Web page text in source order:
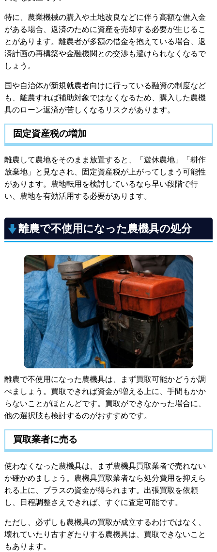
特に、農業機械の購入や土地改良などに伴う高額な借入金
がある場合、返済のために資産を売却する必要が生じるこ
とがあります。離農者が多額の借金を抱えている場合、返
済計画の再構築や金融機関との交渉も避けられなくなるで
しょう。
国や自治体が新規就農者向けに行っている融資の制度など
も、離農すれば補助対象ではなくなるため、購入した農機
具のローン返済が苦しくなるリスクがあります。
固定資産税の増加
離農して農地をそのまま放置すると、「遊休農地」「耕作
放棄地」と見なされ、固定資産税が上がってしまう可能性
があります。農地転用を検討しているなら早い段階で行
い、農地を有効活用する必要があります。
離農で不使用になった農機具の処分
離農で不使用になった農機具は、まず買取可能かどうか調
べましょう。買取できれば資金が増える上に、手間もかか
らないことがほとんどです。買取ができなかった場合に、
他の選択肢も検討するのがおすすめです。
買取業者に売る
使わなくなった農機具は、まず農機具買取業者で売れない
か確かめましょう。農機具買取業者なら処分費用を抑えら
れる上に、プラスの資金が得られます。出張買取を依頼
し、日程調整さえできれば、すぐに査定可能です。
ただし、必ずしも農機具の買取が成立するわけではなく、
壊れていたり古すぎたりする農機具は、買取できないこと
もあります。